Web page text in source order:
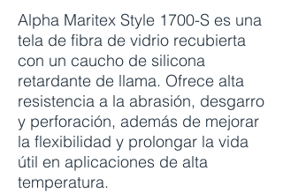
Alpha Maritex Style 1700-S es una
tela de fibra de vidrio recubierta
con un caucho de silicona
retardante de llama. Ofrece alta
resistencia a la abrasión, desgarro
y perforación, además de mejorar
la flexibilidad y prolongar la vida
útil en aplicaciones de alta
temperatura.